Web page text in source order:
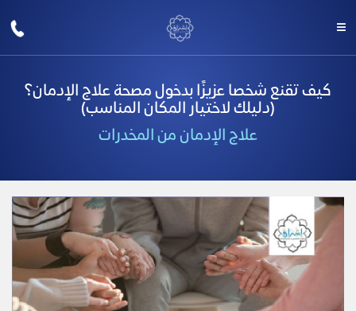
كيف تقنع شخصا عزيزًا بدخول مصحة علاج الإدمان؟
(دليلك لاختيار المكان المناسب)
علاج الإدمان من المخدرات